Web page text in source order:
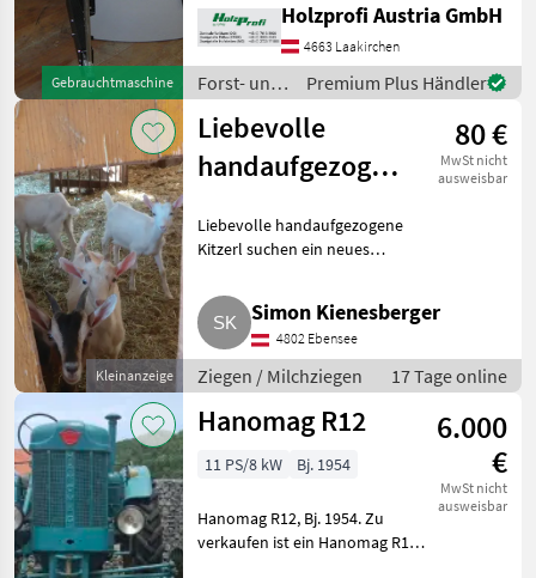
Gebrauchtmaschine
2018Technische Daten:
Motorabgabeleistung S1 2,
5 Kw, 400VSägeblattneigung
45° Tischg
Holzprofi Austria GmbH
4663 Laakirchen
Forst- und
Holztechnik
/ Hans
Schreiner
Premium Plus Händler
Kleinanzeige
Liebevolle
handaufgezogene
auch einzeln)
80 €
MwSt nicht
ausweisbar
Liebevolle handaufgezogene
Kitzerl suchen ein neues
Ziegenkitze wurden im Frühjahr
2026 geboren und in den ersten
12 Lebenswochen mit der Fla
Simon Kienesberger
4802 Ebensee
Ziegen / Milchziegen 17 Tage online
Hanomag R12
6.000
€
MwSt nicht
ausweisbar
11 PS/8 kW Bj. 1954
Hanomag R12, Bj. 1954. Zu
verkaufen ist ein Hanomag R12